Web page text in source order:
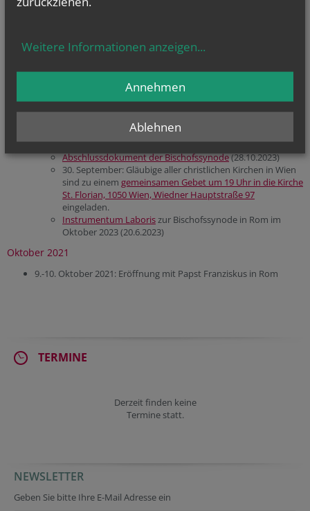
Abschlussdokument
Linz
Österreichische Rückmeldung zum Synthese-
Bericht
Festlegung von 12 Studiengruppen
Diözesane Rückmeldung zum Synthese-Bericht:
Rückmeldungen zu acht Thesen und Synthese-Bericht, die bis 8.
März eingegangen sind.
4.-9. Oktober 2023: Erste Session in Rom
Abschlussdokument der Bischofssynode(28.10.2023)
30. September: Gläubige aller christlichen Kirchen in Wien
sind zu einem gemeinsamen Gebet um 19 Uhr in die Kirche
St. Florian, 1050 Wien, Wiedner Hauptstraße 97
eingeladen.
Instrumentum Laboriszur Bischofssynode in Rom im
Oktober 2023 (20.6.2023)
Oktober 2021
9.-10. Oktober 2021: Eröffnung mit Papst Franziskus in Rom
TERMINE
Derzeit finden keine
Termine statt.
NEWSLETTER
Geben Sie bitte Ihre E-Mail Adresse ein
Weitere Informationen anzeigen...
Ablehnen
Annehmen